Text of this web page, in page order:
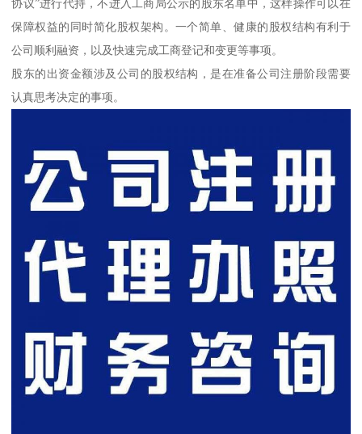
协议”进行代持，不进入工商局公示的股东名单中，这样操作可以在
保障权益的同时简化股权架构。一个简单、健康的股权结构有利于
公司顺利融资，以及快速完成工商登记和变更等事项。
股东的出资金额涉及公司的股权结构，是在准备公司注册阶段需要
认真思考决定的事项。